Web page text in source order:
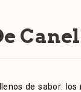
de sabor: